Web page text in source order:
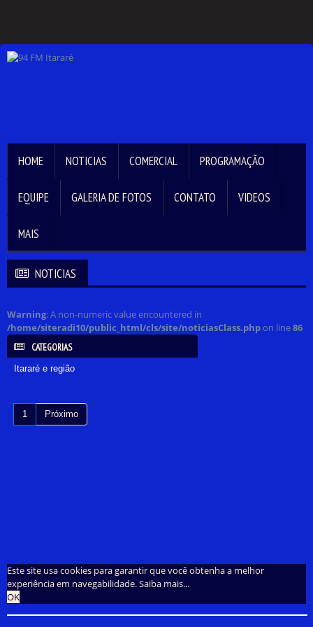
HOME NOTICIAS COMERCIAL PROGRAMAÇÃO
EQUIPE GALERIA DE FOTOS CONTATO VIDEOS
MAIS
NOTICIAS
Warning: A non-numeric value encountered in
/home/siteradi10/public_html/cls/site/noticiasClass.php on line86
CATEGORIAS
Itararé e região
1 Próximo
Este site usa cookies para garantir que você obtenha a melhor
experiência em navegabilidade.Saiba mais...
OK